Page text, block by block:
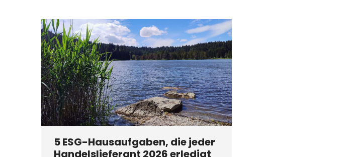
5 ESG-Hausaufgaben, die jeder
Handelslieferant 2026 erledigt